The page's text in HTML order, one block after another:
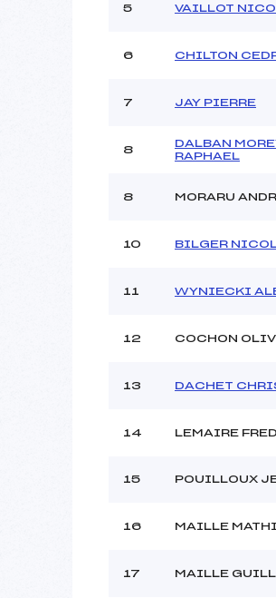
Météo :
Pénalité appliquée :
5 VAILLOT
6 CHILTON
7 JAY PIERRE
8
DALBAN
RAPHAEL
8 MORARU
10 BILGER
11 WYNIECKI
12 COCHON
13 DACHET
14 LEMAIRE
15 POUILLOUX
16 MAILLE
17 MAILLE